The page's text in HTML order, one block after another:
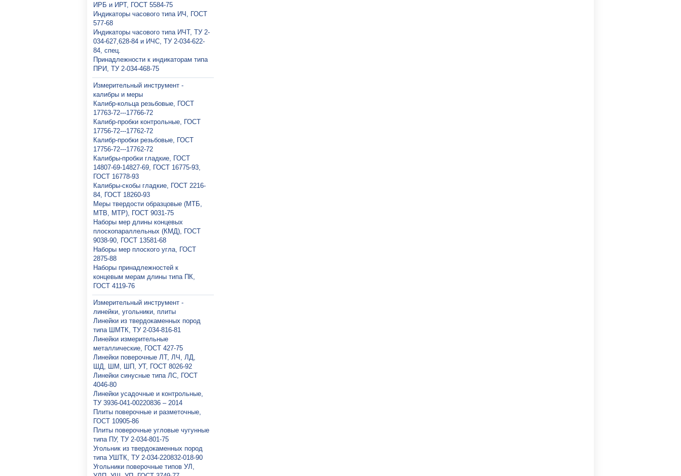
ИРБ и ИРТ, ГОСТ 5584-75
Индикаторы часового типа ИЧ, ГОСТ
577-68
Индикаторы часового типа ИЧТ, ТУ 2-
034-627,628-84 и ИЧС, ТУ 2-034-622-
84, спец.
Принадлежности к индикаторам типа
ПРИ, ТУ 2-034-468-75
Измерительный инструмент -
калибры и меры
Калибр-кольца резьбовые, ГОСТ
17763-72---17766-72
Калибр-пробки контрольные, ГОСТ
17756-72---17762-72
Калибр-пробки резьбовые, ГОСТ
17756-72---17762-72
Калибры-пробки гладкие, ГОСТ
14807-69-14827-69, ГОСТ 16775-93,
ГОСТ 16778-93
Калибры-скобы гладкие, ГОСТ 2216-
84, ГОСТ 18260-93
Меры твердости образцовые (МТБ,
МТВ, МТР), ГОСТ 9031-75
Наборы мер длины концевых
плоскопараллельных (КМД), ГОСТ
9038-90, ГОСТ 13581-68
Наборы мер плоского угла, ГОСТ
2875-88
Наборы принадлежностей к
концевым мерам длины типа ПК,
ГОСТ 4119-76
Измерительный инструмент -
линейки, угольники, плиты
Линейки из твердокаменных пород
типа ШМТК, ТУ 2-034-816-81
Линейки измерительные
металлические, ГОСТ 427-75
Линейки поверочные ЛТ, ЛЧ, ЛД,
ШД, ШМ, ШП, УТ, ГОСТ 8026-92
Линейки синусные типа ЛС, ГОСТ
4046-80
Линейки усадочные и контрольные,
ТУ 3936-041-00220836 – 2014
Плиты поверочные и разметочные,
ГОСТ 10905-86
Плиты поверочные угловые чугунные
типа ПУ, ТУ 2-034-801-75
Угольник из твердокаменных пород
типа УШТК, ТУ 2-034-220832-018-90
Угольники поверочные типов УЛ,